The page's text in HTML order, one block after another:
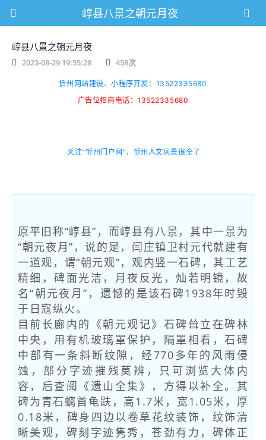
崞县八景之朝元月夜
崞县八景之朝元月夜
2023-08-29 19:55:28 458次
忻州网站建设、小程序开发：13522335680
广告位招商电话：13522335680
关注“忻州门户网”，忻州人文风景很全了
原平旧称“崞县”，而崞县有八景，其中一景为
“朝元夜月”，说的是，闫庄镇卫村元代就建有
一道观，谓“朝元观”，观内竖一石碑，其工艺
精细，碑面光洁，月夜反光，灿若明镜，故
名“朝元夜月”，遗憾的是该石碑1938年时毁
于日寇纵火。
目前长廊内的《朝元观记》石碑耸立在碑林
中央，用有机玻璃罩保护，隔罩相看，石碑
中部有一条斜断纹隙，经770多年的风雨侵
蚀，部分字迹摧残莫辨，只可浏览大体内
容，后查阅《遗山全集》，方得以补全。其
碑为青石螭首龟趺，高1.7米，宽1.05米，厚
0.18米，碑身四边以卷草花纹装饰，纹饰清
晰美观，碑刻字迹隽秀，苍劲有力，碑体正